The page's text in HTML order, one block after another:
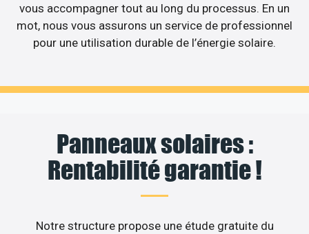
vous accompagner tout au long du processus. En un
mot, nous vous assurons un service de professionnel
pour une utilisation durable de l’énergie solaire.
Panneaux solaires :
Rentabilité garantie !
Notre structure propose une étude gratuite du